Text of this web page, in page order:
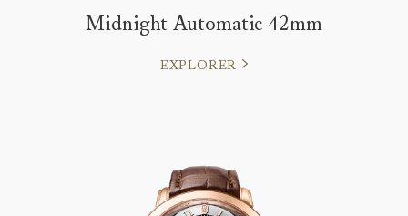
Midnight Automatic 42mm
EXPLORER